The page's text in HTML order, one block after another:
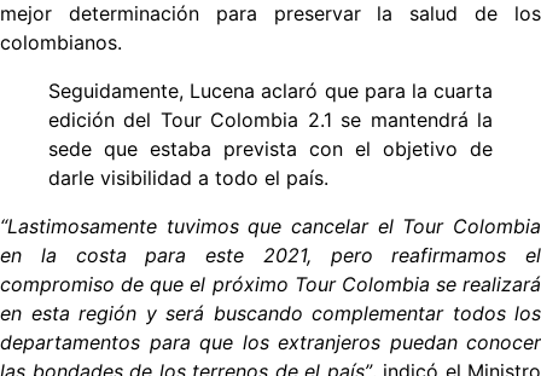
mejor determinación para preservar la salud de los
colombianos.
Seguidamente, Lucena aclaró que para la cuarta
edición del Tour Colombia 2.1 se mantendrá la
sede que estaba prevista con el objetivo de
darle visibilidad a todo el país.
“Lastimosamente tuvimos que cancelar el Tour Colombia
en la costa para este 2021, pero reafirmamos el
compromiso de que el próximo Tour Colombia se realizará
en esta región y será buscando complementar todos los
departamentos para que los extranjeros puedan conocer
las bondades de los terrenos de el país”, indicó el Ministro